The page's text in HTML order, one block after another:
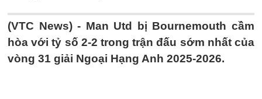
(VTC News) - Man Utd bị Bournemouth cầm
hòa với tỷ số 2-2 trong trận đấu sớm nhất của
vòng 31 giải Ngoại Hạng Anh 2025-2026.